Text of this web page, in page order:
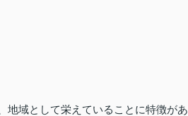
地域として栄えていることに特徴があ